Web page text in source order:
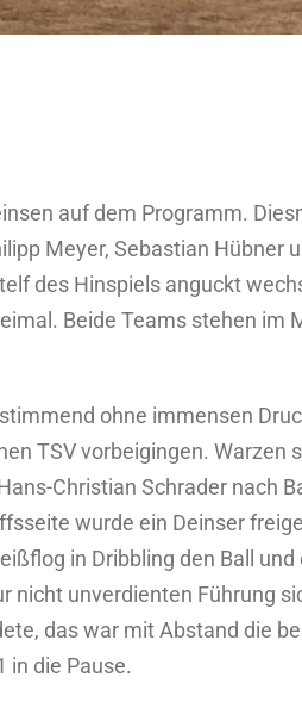
auf dem Programm.
Meyer, Sebastian Hübner
des Hinspiels anguckt
Beide Teams stehen
ohne immensen
TSV vorbeigingen.
Christian Schrader nach
wurde ein Deinser
in Dribbling den Ball
unverdienten Führung
das war mit Abstand die
in die Pause.